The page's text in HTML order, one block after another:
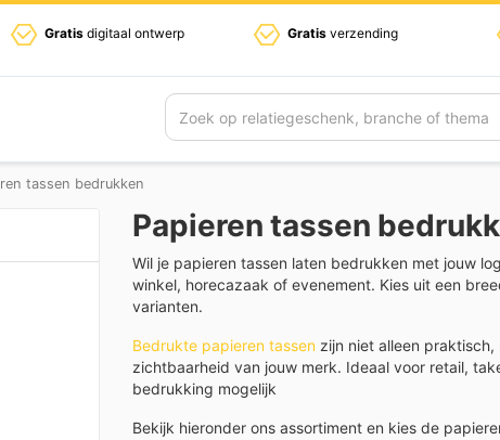
Gratis digitaal ontwerp Gratis verzending
Zoek
tassen bedrukken
Papieren tassen
Wil je papieren tassen laten bedrukken met jouw
winkel, horecazaak of evenement. Kies uit een
varianten.
Bedrukte papieren tassen zijn niet alleen
zichtbaarheid van jouw merk. Ideaal voor retail,
bedrukking mogelijk
Bekijk hieronder ons assortiment en kies de